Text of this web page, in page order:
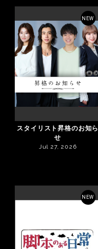
NEW
スタイリスト昇格のお知ら
せ
Jul 27, 2026
NEW